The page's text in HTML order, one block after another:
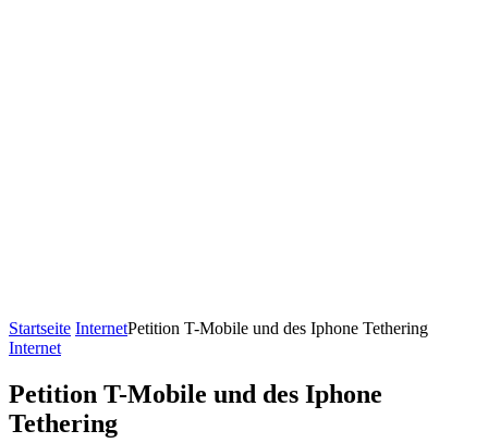
Startseite InternetPetition T-Mobile und des Iphone Tethering
Internet
Petition T-Mobile und des Iphone
Tethering